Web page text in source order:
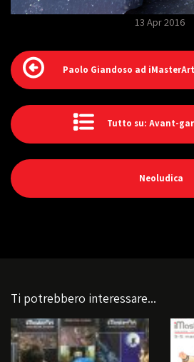
13 Apr 2016
Paolo Giandoso ad
Tutto su: Avant-
Neoludica
Ti potrebbero interessare...